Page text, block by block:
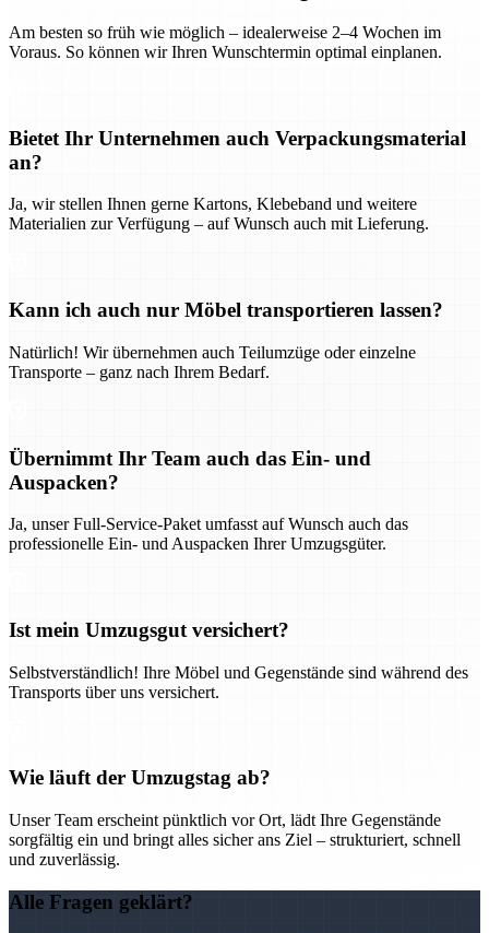
Am besten so früh wie möglich – idealerweise 2–4 Wochen im
Voraus. So können wir Ihren Wunschtermin optimal einplanen.
Bietet Ihr Unternehmen auch Verpackungsmaterial
an?
Ja, wir stellen Ihnen gerne Kartons, Klebeband und weitere
Materialien zur Verfügung – auf Wunsch auch mit Lieferung.
Kann ich auch nur Möbel transportieren lassen?
Natürlich! Wir übernehmen auch Teilumzüge oder einzelne
Transporte – ganz nach Ihrem Bedarf.
Übernimmt Ihr Team auch das Ein- und
Auspacken?
Ja, unser Full-Service-Paket umfasst auf Wunsch auch das
professionelle Ein- und Auspacken Ihrer Umzugsgüter.
Ist mein Umzugsgut versichert?
Selbstverständlich! Ihre Möbel und Gegenstände sind während des
Transports über uns versichert.
Wie läuft der Umzugstag ab?
Unser Team erscheint pünktlich vor Ort, lädt Ihre Gegenstände
sorgfältig ein und bringt alles sicher ans Ziel – strukturiert, schnell
und zuverlässig.
Alle Fragen geklärt?